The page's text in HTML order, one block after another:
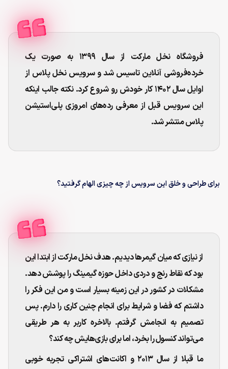
فروشگاه نخل مارکت از سال ۱۳۹۹ به صورت یک
خرده‌فروشی آنلاین تاسیس شد و سرویس نخل پلاس از
اوایل سال ۱۴۰۲ کار خودش رو شروع کرد. نکته جالب اینکه
این سرویس قبل از معرفی رده‌های امروزی پلی‌استیشن
پلاس منتشر شد.
برای طراحی و خلق این سرویس از چه چیزی الهام گرفتید؟
از نیازی که میان گیمرها دیدیم. هدف نخل مارکت از ابتدا این
بود که نقاط رنج و دردی داخل حوزه گیمینگ را پوشش دهد.
مشکلات در کشور در این زمینه بسیار است و من این فکر را
داشتم که فضا و شرایط برای انجام چنین کاری را دارم. پس
تصمیم به انجامش گرفتم. بالاخره کاربر به هر طریقی
می‌تواند کنسول را بخرد، اما برای بازی‌هایش چه کند؟
ما قبلا از سال ۲۰۱۳ و اکانت‌های اشتراکی تجربه خوبی